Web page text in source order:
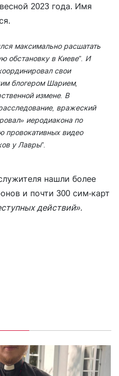
2023 года. Имя
максимально расшатать
обстановку в Киеве”. И
свои
блогером Шарием,
измене. В
вражеский
иеродиакона по
провокативных видео
у Лавры”.
нашли более
и почти 300 сим-карт
действий».